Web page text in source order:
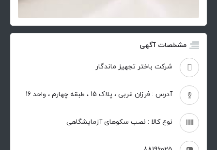
مشخصات آگهی
شرکت باختر تجهیز ماندگار
آدرس : فرزان غربی ، پلاک 15 ، طبقه چهارم ، واحد 16
نوع کالا : نصب سکوهای آزمایشگاهی